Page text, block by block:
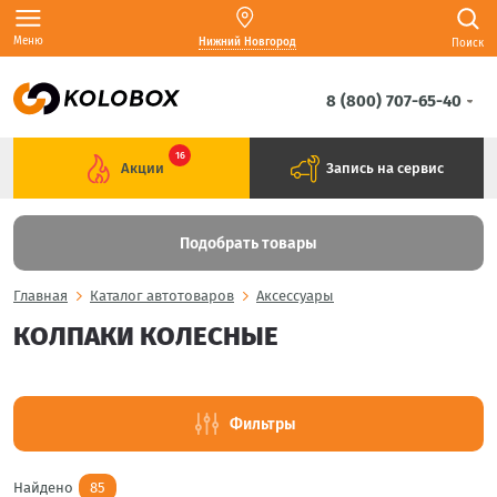
Меню Нижний Новгород Поиск
8 (800) 707-65-40
Акции
16
Запись на сервис
Подобрать товары
Главная Каталог автотоваров Аксессуары
КОЛПАКИ КОЛЕСНЫЕ
Фильтры
Найдено 85